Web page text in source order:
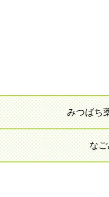
みつばち
な